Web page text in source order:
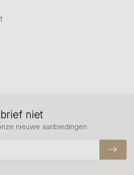
niet
nieuwe aanbiedingen